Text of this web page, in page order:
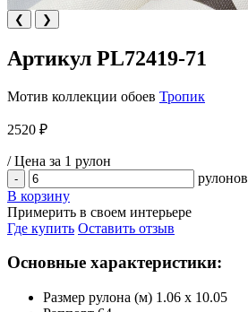
❮ ❯
Артикул PL72419-71
Мотив коллекции обоев Тропик
2520 ₽
/ Цена за 1 рулон
- рулонов
В корзину
Примерить в своем интерьере
Где купить Оставить отзыв
Основные характеристики:
Размер рулона (м) 1.06 x 10.05